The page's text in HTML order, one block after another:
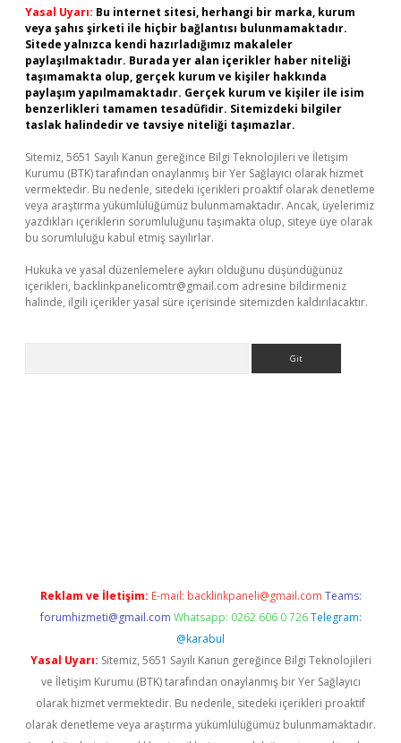
Yasal Uyarı: Bu internet sitesi, herhangi bir marka, kurum
veya şahıs şirketi ile hiçbir bağlantısı bulunmamaktadır.
Sitede yalnızca kendi hazırladığımız makaleler
paylaşılmaktadır. Burada yer alan içerikler haber niteliği
taşımamakta olup, gerçek kurum ve kişiler hakkında
paylaşım yapılmamaktadır. Gerçek kurum ve kişiler ile isim
benzerlikleri tamamen tesadüfidir. Sitemizdeki bilgiler
taslak halindedir ve tavsiye niteliği taşımazlar.
Sitemiz, 5651 Sayılı Kanun gereğince Bilgi Teknolojileri ve İletişim
Kurumu (BTK) tarafından onaylanmış bir Yer Sağlayıcı olarak hizmet
vermektedir. Bu nedenle, sitedeki içerikleri proaktif olarak denetleme
veya araştırma yükümlülüğümüz bulunmamaktadır. Ancak, üyelerimiz
yazdıkları içeriklerin sorumluluğunu taşımakta olup, siteye üye olarak
bu sorumluluğu kabul etmiş sayılırlar.
Hukuka ve yasal düzenlemelere aykırı olduğunu düşündüğünüz
içerikleri, backlinkpanelicomtr@gmail.com adresine bildirmeniz
halinde, ilgili içerikler yasal süre içerisinde sitemizden kaldırılacaktır.
Reklam ve İletişim: E-mail: backlinkpaneli@gmail.com Teams:
forumhizmeti@gmail.com Whatsapp: 0262 606 0 726 Telegram:
@karabul
Yasal Uyarı: Sitemiz, 5651 Sayılı Kanun gereğince Bilgi Teknolojileri
ve İletişim Kurumu (BTK) tarafından onaylanmış bir Yer Sağlayıcı
olarak hizmet vermektedir. Bu nedenle, sitedeki içerikleri proaktif
olarak denetleme veya araştırma yükümlülüğümüz bulunmamaktadır.